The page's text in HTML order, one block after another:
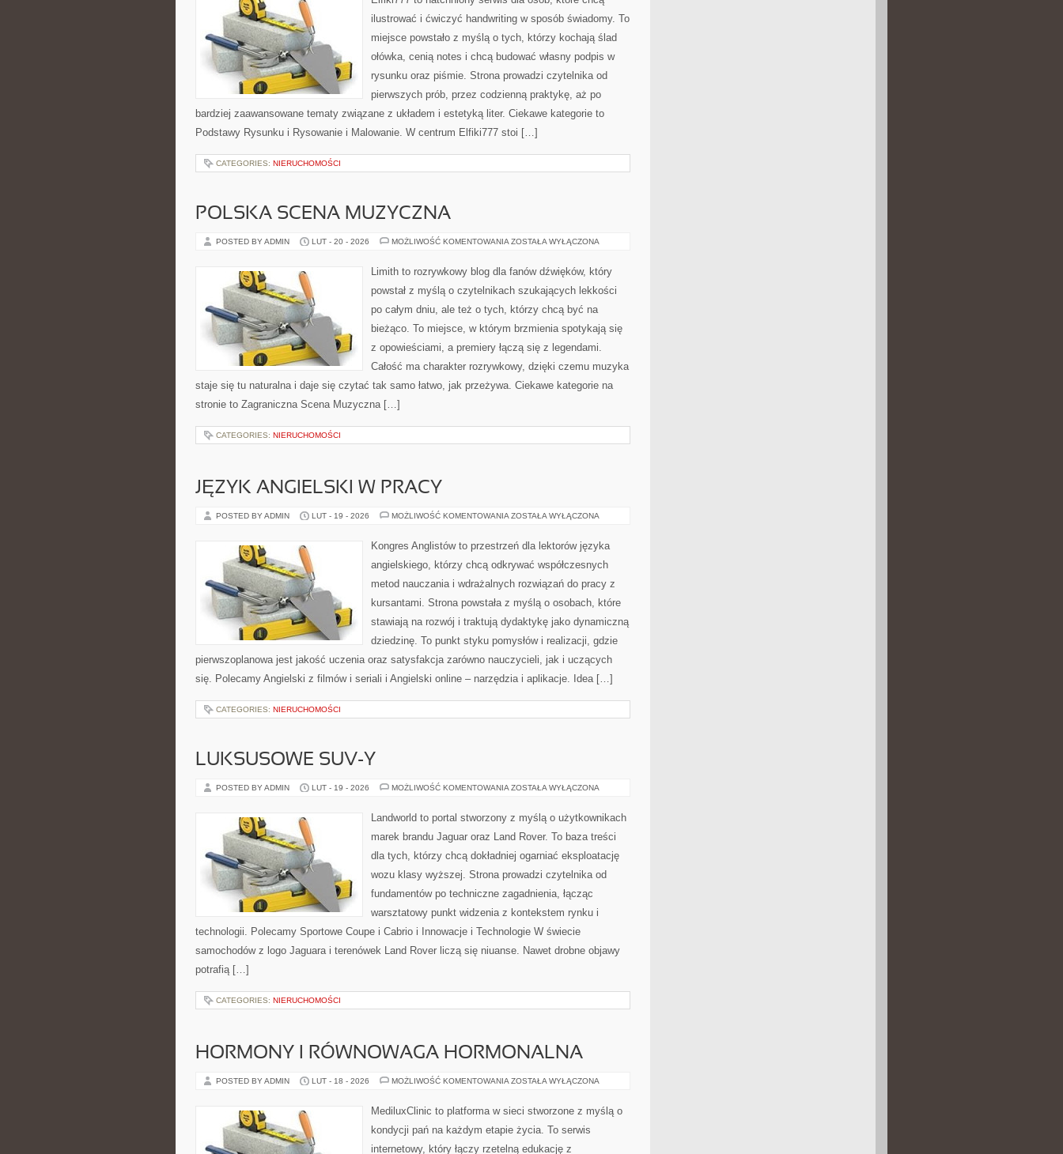
ilustrować i ćwiczyć handwriting w sposób świadomy. To
miejsce powstało z myślą o tych, którzy kochają ślad
ołówka, cenią notes i chcą budować własny podpis w
rysunku oraz piśmie. Strona prowadzi czytelnika od
pierwszych prób, przez codzienną praktykę, aż po
bardziej zaawansowane tematy związane z układem i estetyką liter. Ciekawe kategorie to
Podstawy Rysunku i Rysowanie i Malowanie. W centrum Elfiki777 stoi […]
CATEGORIES: NIERUCHOMOŚCI
POLSKA SCENA MUZYCZNA
POSTED BY ADMIN LUT - 20 - 2026 MOŻLIWOŚĆ KOMENTOWANIA POLSKA
ZOSTAŁA WYŁĄCZONA
Limith to rozrywkowy blog dla fanów dźwięków, który
powstał z myślą o czytelnikach szukających lekkości
po całym dniu, ale też o tych, którzy chcą być na
bieżąco. To miejsce, w którym brzmienia spotykają się
z opowieściami, a premiery łączą się z legendami.
Całość ma charakter rozrywkowy, dzięki czemu muzyka
staje się tu naturalna i daje się czytać tak samo łatwo, jak przeżywa. Ciekawe kategorie na
stronie to Zagraniczna Scena Muzyczna […]
CATEGORIES: NIERUCHOMOŚCI
JĘZYK ANGIELSKI W PRACY
POSTED BY ADMIN LUT - 19 - 2026 MOŻLIWOŚĆ KOMENTOWANIA JĘZYK
PRACY
ZOSTAŁA WYŁĄCZONA
Kongres Anglistów to przestrzeń dla lektorów języka
angielskiego, którzy chcą odkrywać współczesnych
metod nauczania i wdrażalnych rozwiązań do pracy z
kursantami. Strona powstała z myślą o osobach, które
stawiają na rozwój i traktują dydaktykę jako dynamiczną
dziedzinę. To punkt styku pomysłów i realizacji, gdzie
pierwszoplanowa jest jakość uczenia oraz satysfakcja zarówno nauczycieli, jak i uczących
się. Polecamy Angielski z filmów i seriali i Angielski online – narzędzia i aplikacje. Idea […]
CATEGORIES: NIERUCHOMOŚCI
LUKSUSOWE SUV-Y
POSTED BY ADMIN LUT - 19 - 2026 MOŻLIWOŚĆ KOMENTOWANIA LUKSUSOWE
ZOSTAŁA WYŁĄCZONA
Landworld to portal stworzony z myślą o użytkownikach
marek brandu Jaguar oraz Land Rover. To baza treści
dla tych, którzy chcą dokładniej ogarniać eksploatację
wozu klasy wyższej. Strona prowadzi czytelnika od
fundamentów po techniczne zagadnienia, łącząc
warsztatowy punkt widzenia z kontekstem rynku i
technologii. Polecamy Sportowe Coupe i Cabrio i Innowacje i Technologie W świecie
samochodów z logo Jaguara i terenówek Land Rover liczą się niuanse. Nawet drobne objawy
potrafią […]
CATEGORIES: NIERUCHOMOŚCI
HORMONY I RÓWNOWAGA HORMONALNA
POSTED BY ADMIN LUT - 18 - 2026 MOŻLIWOŚĆ KOMENTOWANIA HORMONY
HORMONALNA
ZOSTAŁA WYŁĄCZONA
MediluxClinic to platforma w sieci stworzone z myślą o
kondycji pań na każdym etapie życia. To serwis
internetowy, który łączy rzetelną edukację z